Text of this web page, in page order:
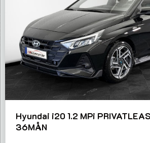
Hyundai i20 1.2 MPi
36MÅN